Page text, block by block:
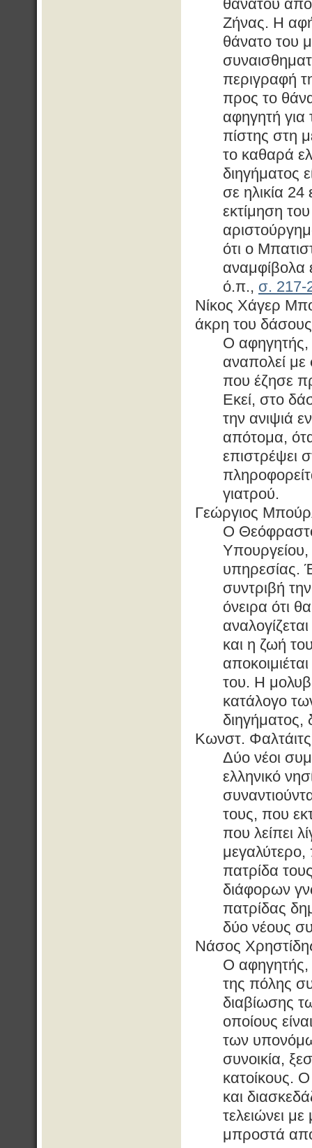
θανάτου από
Ζήνας. Η
θάνατο του
περιγραφή
προς το
αφηγητή για
πίστης στη
το καθαρά
διηγήματος
σε ηλικία
εκτίμηση
ότι ο
αναμφίβολα
ό.π., σ. 217-
Νίκος Χάγερ
άκρη του
Ο αφηγητής,
αναπολεί με
που έζησε
Εκεί, στο
την ανιψιά
απότομα,
επιστρέψει
γιατρού.
Γεώργιος
Ο
υπηρεσίας.
συντριβή
όνειρα ότι
και η ζωή
του. Η
κατάλογο
διηγήματος,
Κωνστ.
Δύο νέοι
ελληνικό
τους, που
που λείπει
μεγαλύτερο,
πατρίδα
διάφορων
πατρίδας
δύο νέους
Νάσος
Ο αφηγητής,
της πόλης
διαβίωσης
οποίους
των
συνοικία,
κατοίκους.
και
τελειώνει
μπροστά από